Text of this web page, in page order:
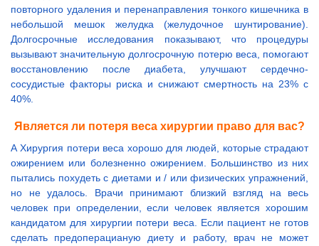
повторного удаления и перенаправления тонкого кишечника в
небольшой мешок желудка (желудочное шунтирование).
Долгосрочные исследования показывают, что процедуры
вызывают значительную долгосрочную потерю веса, помогают
восстановлению после диабета, улучшают сердечно-
сосудистые факторы риска и снижают смертность на 23% с
40%.
Является ли потеря веса хирургии право для вас?
А Хирургия потери веса хорошо для людей, которые страдают
ожирением или болезненно ожирением. Большинство из них
пытались похудеть с диетами и / или физических упражнений,
но не удалось. Врачи принимают близкий взгляд на весь
человек при определении, если человек является хорошим
кандидатом для хирургии потери веса. Если пациент не готов
сделать предоперацианую диету и работу, врач не может